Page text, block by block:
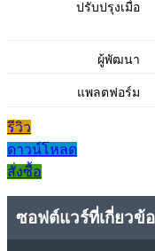
ปรับปรุงเมื่อ
ผู้พัฒนา
แพลตฟอร์ม
รีวิว
ดาวน์โหลด
สั่งซื้อ
ซอฟต์แวร์ที่เกี่ยวข้